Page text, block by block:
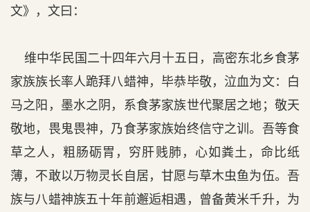
文》，文曰：
维中华民国二十四年六月十五日，高密东北乡食茅
家族族长率人跪拜八蜡神，毕恭毕敬，泣血为文：白
马之阳，墨水之阴，系食茅家族世代聚居之地；敬天
敬地，畏鬼畏神，乃食茅家族始终信守之训。吾等食
草之人，粗肠砺胃，穷肝贱肺，心如粪土，命比纸
薄，不敢以万物灵长自居，甘愿与草木虫鱼为伍。吾
族与八蜡神族五十年前邂逅相遇，曾备黄米千升，为